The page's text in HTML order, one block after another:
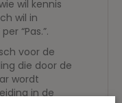
wil kennis
wil in
“Pas.”.
voor de
die door de
wordt
in de